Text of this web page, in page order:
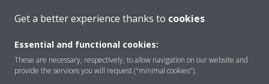
Produktet
Get a better experience thanks to cookies
Essential and functional cookies:
These are necessary, respectively, to allow navigation on our website and
provide the services you will request ("minimal cookies").